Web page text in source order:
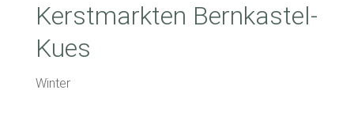
Kerstmarkten Bernkastel-
Kues
Winter